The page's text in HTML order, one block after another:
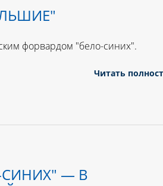
форвардом "бело-синих".
Читать
— В